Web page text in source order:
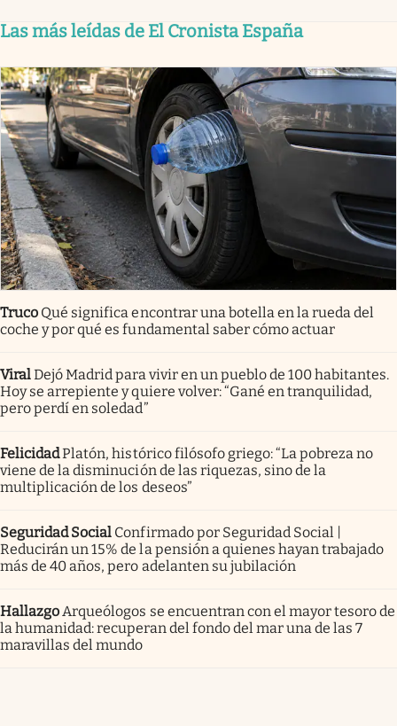
Las más leídas de El Cronista España
Truco Qué significa encontrar una botella en la rueda del
coche y por qué es fundamental saber cómo actuar
ViralDejó Madrid para vivir en un pueblo de 100 habitantes.
Hoy se arrepiente y quiere volver: “Gané en tranquilidad,
pero perdí en soledad”
FelicidadPlatón, histórico filósofo griego: “La pobreza no
viene de la disminución de las riquezas, sino de la
multiplicación de los deseos”
Seguridad Social Confirmado por Seguridad Social |
Reducirán un 15% de la pensión a quienes hayan trabajado
más de 40 años, pero adelanten su jubilación
Hallazgo Arqueólogos se encuentran con el mayor tesoro de
la humanidad: recuperan del fondo del mar una de las 7
maravillas del mundo